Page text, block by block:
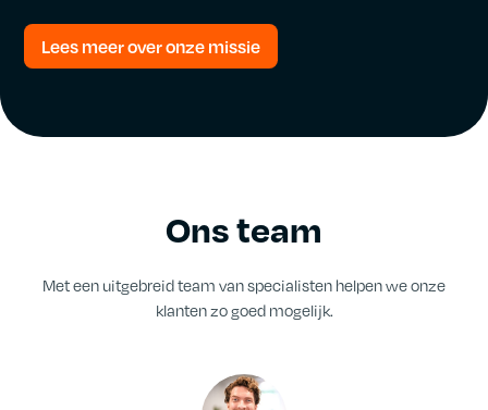
Lees meer over onze missie
Ons team
Met een uitgebreid team van specialisten helpen we onze
klanten zo goed mogelijk.